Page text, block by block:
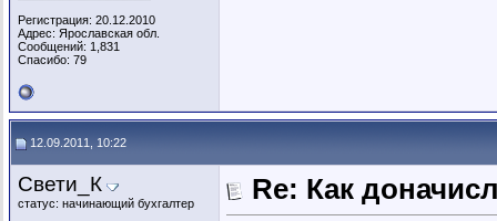
Регистрация: 20.12.2010
Адрес: Ярославская обл.
Сообщений: 1,831
Спасибо: 79
12.09.2011, 10:22
Свети_К
статус: начинающий бухгалтер
Re: Как